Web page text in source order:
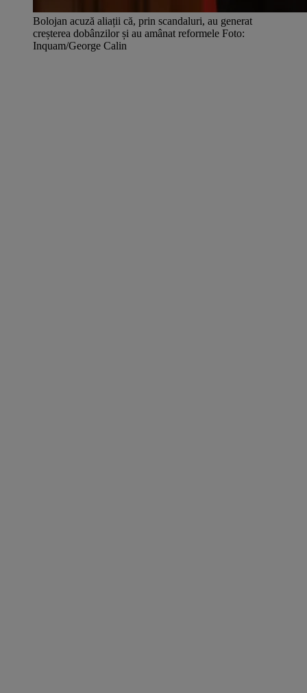
Bolojan acuză aliații că, prin scandaluri, au generat
creșterea dobânzilor și au amânat reformele Foto:
Inquam/George Calin